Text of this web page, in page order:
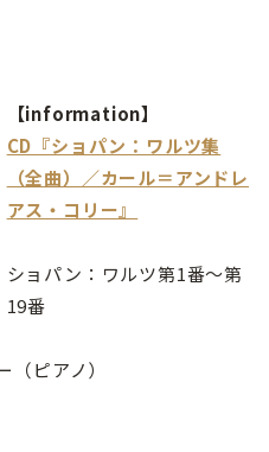
【information】
CD『ショパン：ワルツ集
（全曲）／カール＝アンドレ
アス・コリー』
ショパン：ワルツ第1番〜第
19番
ピアノ）